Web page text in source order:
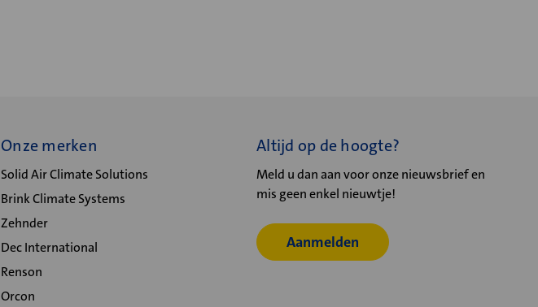
Onze merken
Solid Air Climate Solutions
Brink Climate Systems
Zehnder
Dec International
Renson
Orcon
Altijd op de hoogte?
Meld u dan aan voor onze nieuwsbrief en
mis geen enkel nieuwtje!
Aanmelden